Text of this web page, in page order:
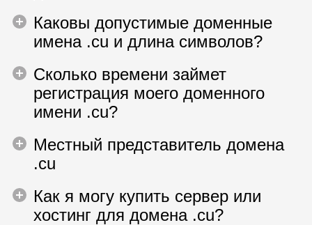
Каковы допустимые доменные
имена .cu и длина символов?
Сколько времени займет
регистрация моего доменного
имени .cu?
Местный представитель домена
.cu
Как я могу купить сервер или
хостинг для домена .cu?